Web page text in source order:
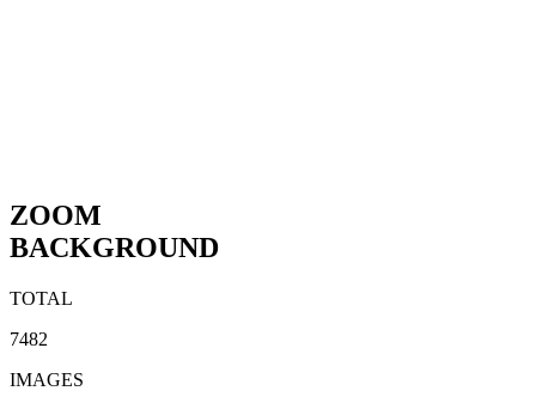
ZOOM
BACKGROUND
TOTAL
7482
IMAGES